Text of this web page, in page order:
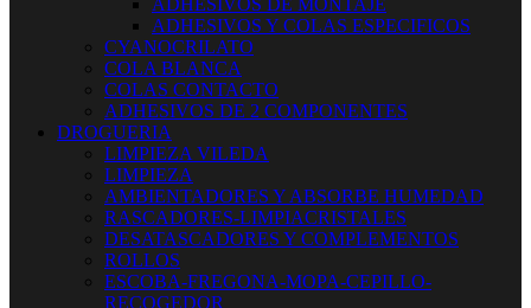
ADHESIVOS DE MONTAJE
ADHESIVOS Y COLAS ESPECIFICOS
CYANOCRILATO
COLA BLANCA
COLAS CONTACTO
ADHESIVOS DE 2 COMPONENTES
DROGUERIA
LIMPIEZA VILEDA
LIMPIEZA
AMBIENTADORES Y ABSORBE HUMEDAD
RASCADORES-LIMPIACRISTALES
DESATASCADORES Y COMPLEMENTOS
ROLLOS
ESCOBA-FREGONA-MOPA-CEPILLO-
RECOGEDOR